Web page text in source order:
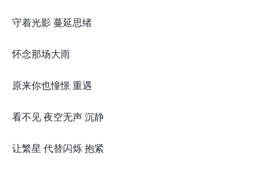
守着光影 蔓延思绪
怀念那场大雨
原来你也憧憬 重遇
看不见 夜空无声 沉静
让繁星 代替闪烁 抱紧